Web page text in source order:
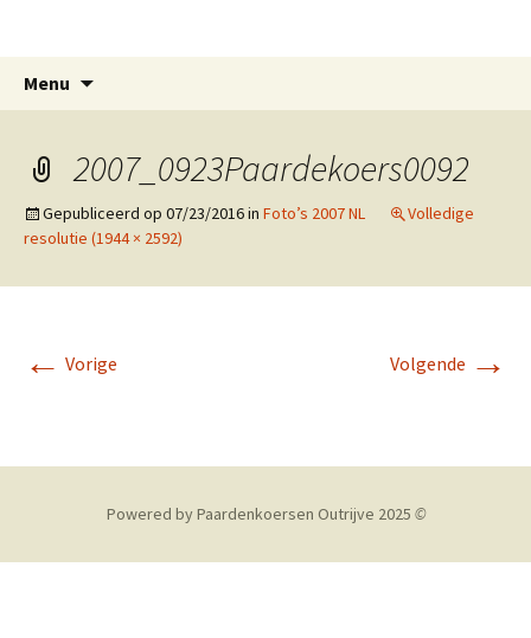
Menu
2007_0923Paardekoers0092
Gepubliceerd op 07/23/2016in Foto’s 2007 NL
Volledige
resolutie (1944 × 2592)
← Vorige Volgende →
Powered by Paardenkoersen Outrijve 2025 ©